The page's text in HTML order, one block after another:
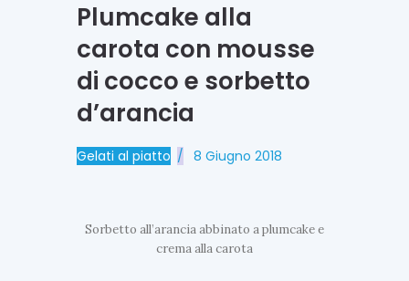
Plumcake alla
carota con mousse
di cocco e sorbetto
d’arancia
Gelati al piatto 8 Giugno 2018
Sorbetto all’arancia abbinato a plumcake e
crema alla carota